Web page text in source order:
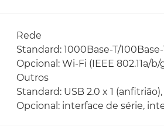
Rede
Standard: 1000Base-T/100Base-
Opcional: Wi-Fi (IEEE 802.11a/b/
Outros
Standard: USB 2.0 x 1
Opcional: interface de série,